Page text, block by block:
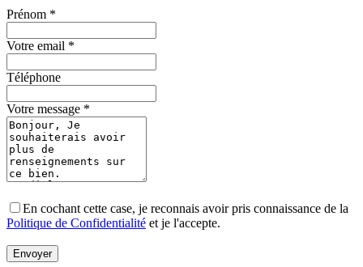
Prénom *
Votre email *
Téléphone
Votre message *
En cochant cette case, je reconnais avoir pris connaissance de la
Politique de Confidentialité et je l'accepte.
Envoyer